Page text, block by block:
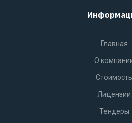
Главная
О
Стоимость
Лицензии
Тендеры